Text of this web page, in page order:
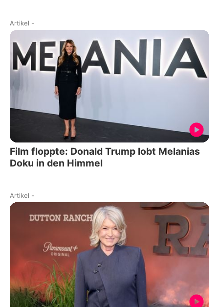
Artikel -
Film floppte: Donald Trump lobt Melanias
Doku in den Himmel
Artikel -